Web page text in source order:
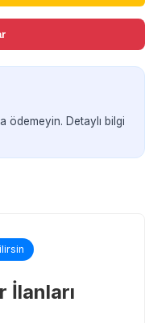
ödemeyin. Detaylı bilgi
İlanları